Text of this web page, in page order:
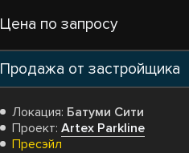
Цена по запросу
Продажа от застройщика
Локация: Батуми Сити
Проект: Artex Parkline
Пресэйл